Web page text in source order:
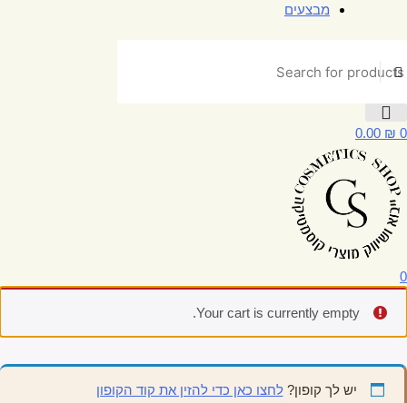
מבצעים
0
0.00 ₪
0
Your cart is currently empty.
יש לך קופון?לחצו כאן כדי להזין את קוד הקופון